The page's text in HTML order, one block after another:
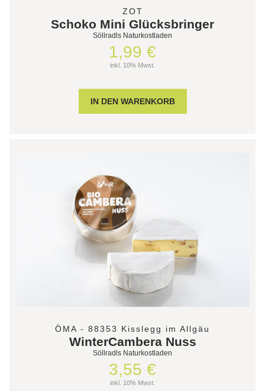
ZOT
Schoko Mini Glücksbringer
Söllradls Naturkostladen
1,99 €
inkl. 10% Mwst.
ÖMA - 88353 Kisslegg im Allgäu
WinterCambera Nuss
Söllradls Naturkostladen
3,55 €
inkl. 10% Mwst.